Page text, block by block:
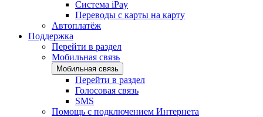
Система iPay
Переводы с карты на карту
Автоплатёж
Поддержка
Перейти в раздел
Мобильная связь
Мобильная связь
Перейти в раздел
Голосовая связь
SMS
Помощь с подключением Интернета